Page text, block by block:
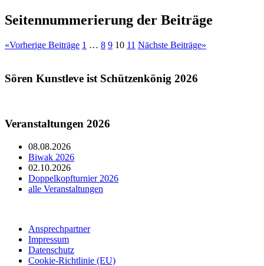
Seitennummerierung der Beiträge
«Vorherige Beiträge 1 … 8 9 10 11 Nächste Beiträge»
Sören Kunstleve ist Schützenkönig 2026
Veranstaltungen 2026
08.08.2026
Biwak 2026
02.10.2026
Doppelkopfturnier 2026
alle Veranstaltungen
Ansprechpartner
Impressum
Datenschutz
Cookie-Richtlinie (EU)